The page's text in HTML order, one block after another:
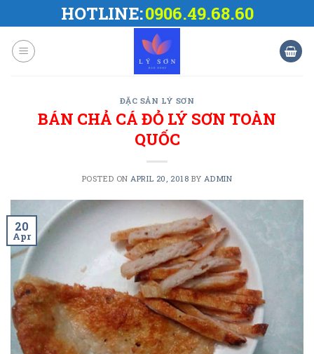
to
content
HOTLINE:0906.49.68.60
ĐẶC SẢN LÝ SƠN
BÁN CHẢ CÁ ĐỎ LÝ SƠN TOÀN
QUỐC
POSTED ON APRIL 20, 2018 BY ADMIN
20
Apr